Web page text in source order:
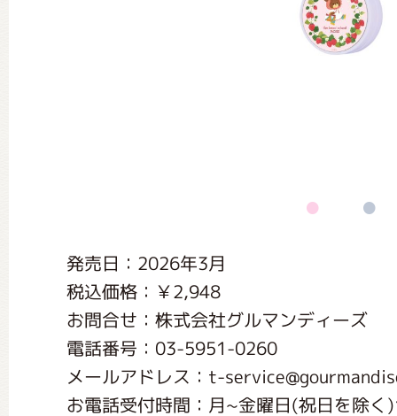
発売日：2026年3月
税込価格：￥2,948
お問合せ：株式会社グルマンディーズ
電話番号：03-5951-0260
メールアドレス：t-
お電話受付時間：月~金曜日(祝日を除
おたのしみコンテンツ(クイズ・
くまのがっこう 家庭科部